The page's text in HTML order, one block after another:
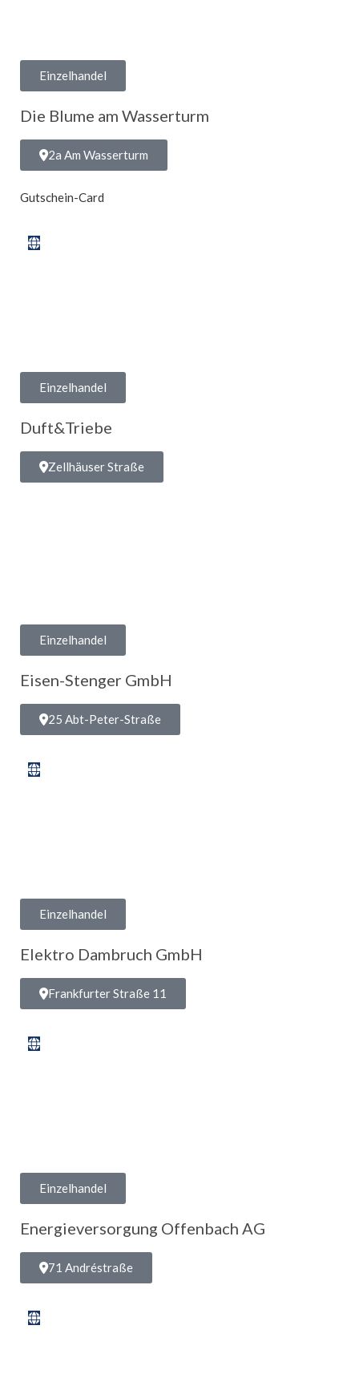
Einzelhandel
Die Blume am Wasserturm
2a Am Wasserturm
Gutschein-Card
Einzelhandel
Duft&Triebe
Zellhäuser Straße
Einzelhandel
Eisen-Stenger GmbH
25 Abt-Peter-Straße
Einzelhandel
Elektro Dambruch GmbH
Frankfurter Straße 11
Einzelhandel
Energieversorgung Offenbach AG
71 Andréstraße